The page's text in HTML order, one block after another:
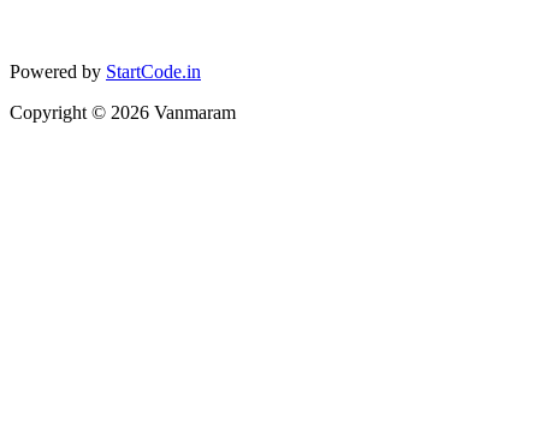
Powered by StartCode.in
Copyright © 2026 Vanmaram